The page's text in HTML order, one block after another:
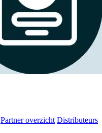
Partner overzicht Distributeurs